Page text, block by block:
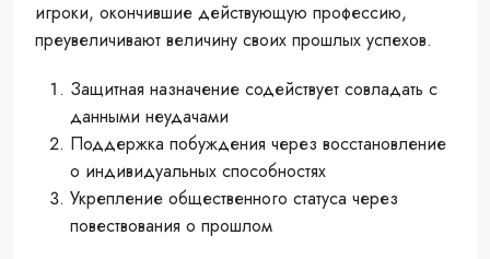
игроки, окончившие действующую профессию,
преувеличивают величину своих прошлых успехов.
Защитная назначение содействует совладать с
данными неудачами
Поддержка побуждения через восстановление
о индивидуальных способностях
Укрепление общественного статуса через
повествования о прошлом